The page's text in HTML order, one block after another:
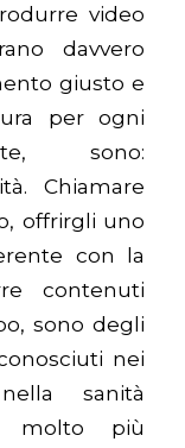
video
davvero
giusto e
per ogni
sono:
Chiamare
offrirgli uno
con la
contenuti
sono degli
nei
sanità
molto più